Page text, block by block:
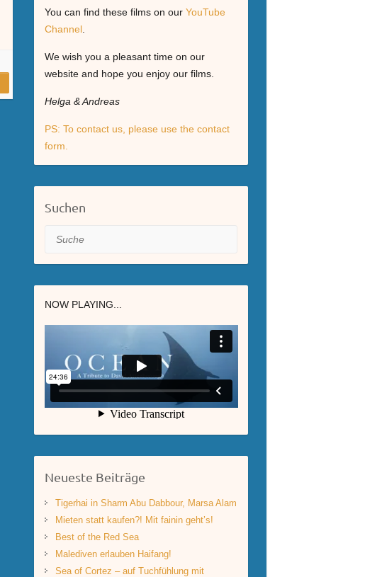
You can find these films on our YouTube
Channel.
We wish you a pleasant time on our
website and hope you enjoy our films.
Helga & Andreas
PS: To contact us, please use the contact
form.
Suchen
Suche
NOW PLAYING...
Neueste Beiträge
Tigerhai in Sharm Abu Dabbour, Marsa Alam
Mieten statt kaufen?! Mit fainin geht’s!
Best of the Red Sea
Malediven erlauben Haifang!
Sea of Cortez – auf Tuchfühlung mit